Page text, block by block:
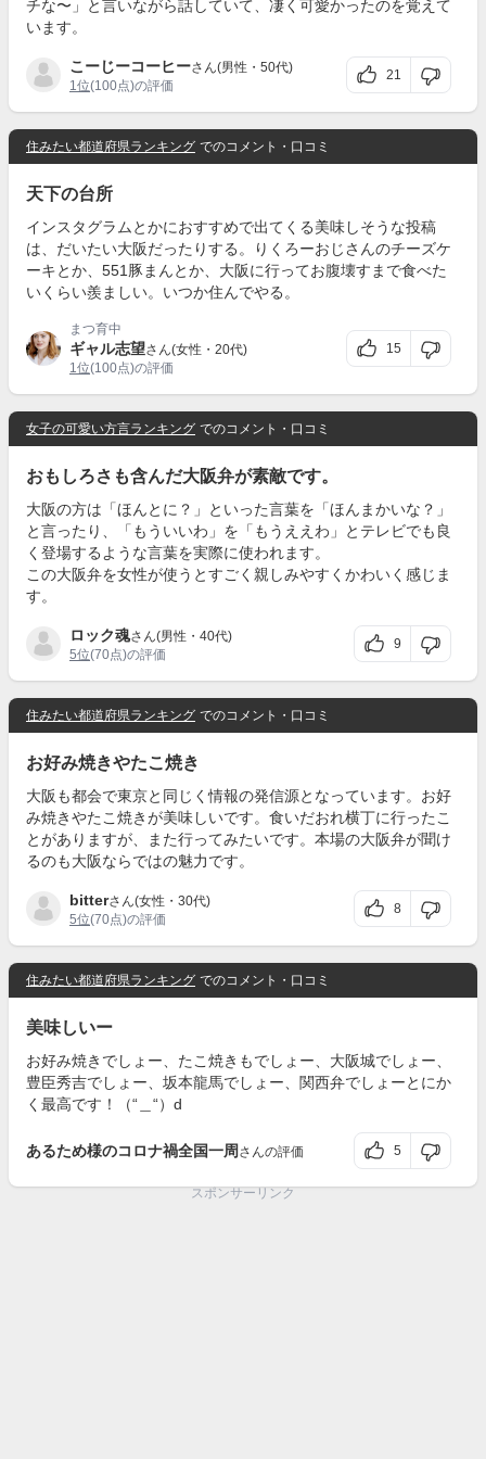
チな〜」と言いながら話していて、凄く可愛かったのを覚えて
います。
こーじーコーヒーさん(男性・50代)
1位(100点)の評価
21
住みたい都道府県ランキング でのコメント・口コミ
天下の台所
インスタグラムとかにおすすめで出てくる美味しそうな投稿
は、だいたい大阪だったりする。りくろーおじさんのチーズケ
ーキとか、551豚まんとか、大阪に行ってお腹壊すまで食べた
いくらい羨ましい。いつか住んでやる。
まつ育中
ギャル志望さん(女性・20代)
1位(100点)の評価
15
女子の可愛い方言ランキング でのコメント・口コミ
おもしろさも含んだ大阪弁が素敵です。
大阪の方は「ほんとに？」といった言葉を「ほんまかいな？」
と言ったり、「もういいわ」を「もうええわ」とテレビでも良
く登場するような言葉を実際に使われます。
この大阪弁を女性が使うとすごく親しみやすくかわいく感じま
す。
ロック魂さん(男性・40代)
5位(70点)の評価
9
住みたい都道府県ランキング でのコメント・口コミ
お好み焼きやたこ焼き
大阪も都会で東京と同じく情報の発信源となっています。お好
み焼きやたこ焼きが美味しいです。食いだおれ横丁に行ったこ
とがありますが、また行ってみたいです。本場の大阪弁が聞け
るのも大阪ならではの魅力です。
bitterさん(女性・30代)
5位(70点)の評価
8
住みたい都道府県ランキング でのコメント・口コミ
美味しいー
お好み焼きでしょー、たこ焼きもでしょー、大阪城でしょー、
豊臣秀吉でしょー、坂本龍馬でしょー、関西弁でしょーとにか
く最高です！（“＿“）d
あるため様のコロナ禍全国一周 さんの評価 5
スポンサーリンク